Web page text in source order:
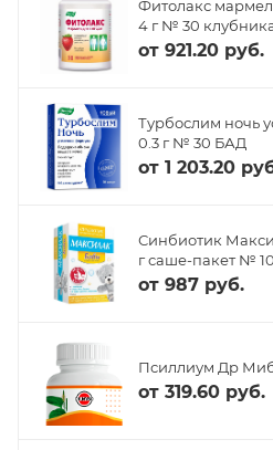
Фитолакс
4 г № 30
от 921.20 руб.
Турбослим ночь
0.3 г № 30 БАД
от 1 203.20
Синбиотик
г саше-пакет №
от 987 руб.
Псиллиум Др
от 319.60 руб.